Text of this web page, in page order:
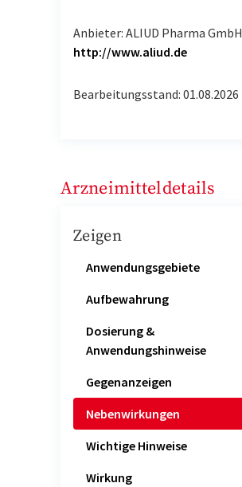
Anbieter: ALIUD Pharma GmbH
http://www.aliud.de
Bearbeitungsstand: 01.08.2026
Arzneimitteldetails
Zeigen
Anwendungsgebiete
Aufbewahrung
Dosierung &
Anwendungshinweise
Gegenanzeigen
Nebenwirkungen
Wichtige Hinweise
Wirkung